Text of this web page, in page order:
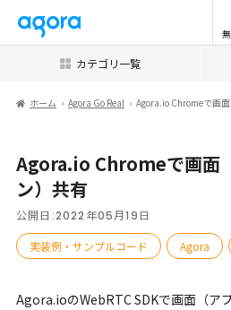
カテゴリ一覧
ホーム Agora Go Real Agora.io Chromeで画
Agora.io Chromeで画面
ン）共有
公開日:2022年05月19日
実装例・サンプルコード
Agora
Agora.ioのWebRTC SDKで画面（ア